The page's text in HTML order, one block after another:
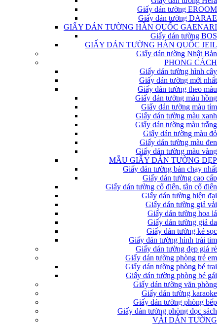
Giấy dán tường EROOM
Giấy dán tường DARAE
GIẤY DÁN TƯỜNG HÀN QUỐC GAENARI
Giấy dán tường BOS
GIẤY DÁN TƯỜNG HÀN QUỐC JEIL
Giấy dán tường Nhật Bản
PHONG CÁCH
Giấy dán tường hình cây
Giấy dán tường mới nhất
Giấy dán tường theo màu
Giấy dán tường màu hồng
Giấy dán tường màu tím
Giấy dán tường màu xanh
Giấy dán tường màu trắng
Giấy dán tường màu đỏ
Giấy dán tường màu đen
Giấy dán tường màu vàng
MẪU GIẤY DÁN TƯỜNG ĐẸP
Giấy dán tường bán chạy nhất
Giấy dán tường cao cấp
Giấy dán tường cổ điển, tân cổ điển
Giấy dán tường hiện đại
Giấy dán tường giả vải
Giấy dán tường hoa lá
Giấy dán tường giả da
Giấy dán tường kẻ sọc
Giấy dán tường hình trái tim
Giấy dán tường đẹp giá rẻ
Giấy dán tường phòng trẻ em
Giấy dán tường phòng bé trai
Giấy dán tường phòng bé gái
Giấy dán tường văn phòng
Giấy dán tường karaoke
Giấy dán tường phòng bếp
Giấy dán tường phòng đọc sách
VẢI DÁN TƯỜNG